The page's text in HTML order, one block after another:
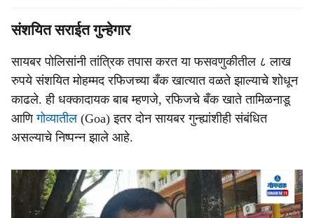
संशयित सराईत गुन्हेगार
सायबर पोलिसांनी तांत्रिक तपास करत या फसवणुकीतील ८ लाख
रुपये संशयित मोहम्मद रफिजच्या बँक खात्यात वळते झाल्याचे शोधून
काढले. ही धक्कादायक बाब म्हणजे, रफिजचे बँक खाते तामिळनाडू
आणिगोव्यातील (Goa) इतर दोन सायबर गुन्ह्यांशीही संबंधित
असल्याचे निष्पन्न झाले आहे.